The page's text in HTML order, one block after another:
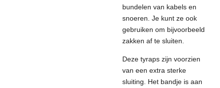
bundelen van kabels en
snoeren. Je kunt ze ook
gebruiken om bijvoorbeeld
zakken af te sluiten.
Deze tyraps zijn voorzien
van een extra sterke
sluiting. Het bandje is aan